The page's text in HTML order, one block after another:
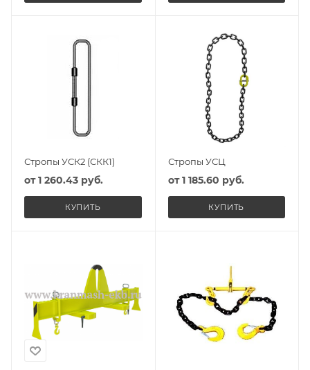
Стропы УСК2 (СКК1)
от1 260.43 руб.
КУПИТЬ
Стропы УСЦ
от1 185.60 руб.
КУПИТЬ